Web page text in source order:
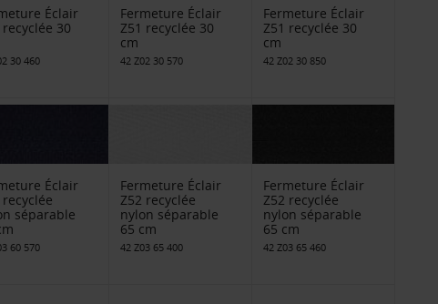
Éclair
recyclée 30
30 460
Fermeture Éclair
Z51 recyclée 30
cm
42 Z02 30 570
Fermeture Éclair
Z51 recyclée 30
cm
42 Z02 30 850
Éclair
recyclée
séparable
60 570
Fermeture Éclair
Z52 recyclée
nylon séparable
65 cm
42 Z03 65 400
Fermeture Éclair
Z52 recyclée
nylon séparable
65 cm
42 Z03 65 460